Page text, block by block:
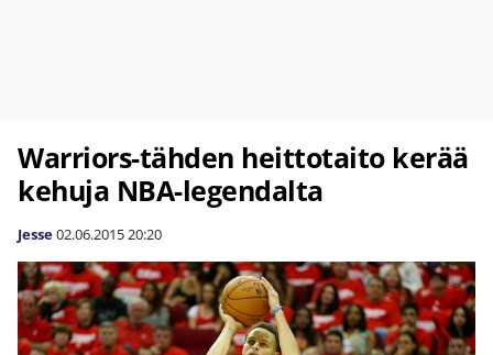
Warriors-tähden heittotaito kerää
kehuja NBA-legendalta
Jesse02.06.201520:20